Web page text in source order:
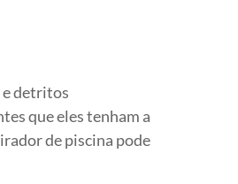
e detritos
que eles tenham a
de piscina pode